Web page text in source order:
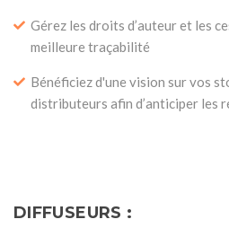
Gérez les droits d’auteur et les
meilleure traçabilité
Bénéficiez d'une vision sur vos
distributeurs afin d’anticiper les
DIFFUSEURS :